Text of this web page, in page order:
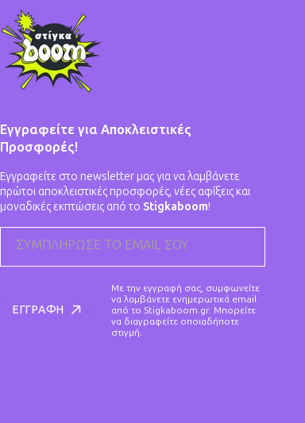
Εγγραφείτε για Αποκλειστικές
Προσφορές!
Εγγραφείτε στο newsletter μας για να λαμβάνετε
πρώτοι αποκλειστικές προσφορές, νέες αφίξεις και
μοναδικές εκπτώσεις από το Stigkaboom!
ΣΥΜΠΛΉΡΩΣΕ ΤΟ EMAIL ΣΟΥ
ΕΓΓΡΑΦΉ
Με την εγγραφή σας, συμφωνείτε
να λαμβάνετε ενημερωτικά email
από το Stigkaboom.gr. Μπορείτε
να διαγραφείτε οποιαδήποτε
στιγμή.